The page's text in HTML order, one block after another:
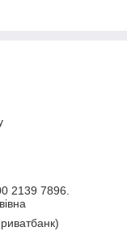
2139 7896.